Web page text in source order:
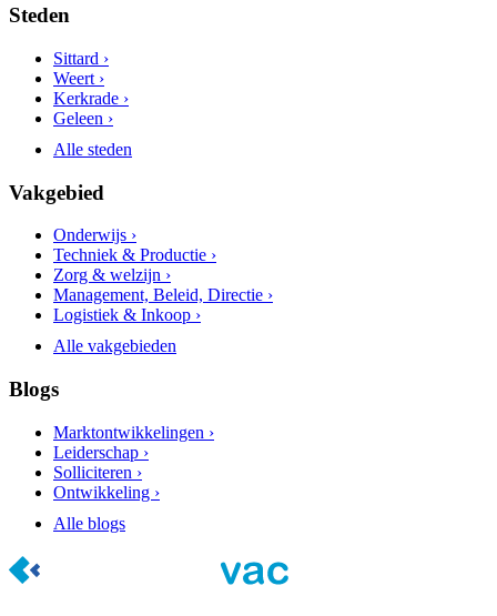
Steden
Sittard ›
Weert ›
Kerkrade ›
Geleen ›
Alle steden
Vakgebied
Onderwijs ›
Techniek & Productie ›
Zorg & welzijn ›
Management, Beleid, Directie ›
Logistiek & Inkoop ›
Alle vakgebieden
Blogs
Marktontwikkelingen ›
Leiderschap ›
Solliciteren ›
Ontwikkeling ›
Alle blogs